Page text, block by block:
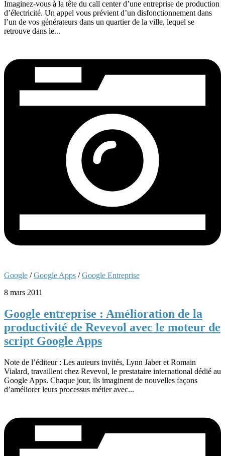
Imaginez-vous à la tête du call center d’une entreprise de production
d’électricité. Un appel vous prévient d’un disfonctionnement dans
l’un de vos générateurs dans un quartier de la ville, lequel se
retrouve dans le...
Google /Google Apps /Google Entreprise
8 mars 2011
Google entreprise : Amélioration de la
productivité de Revevol avec le moteur de
script Google Apps
Note de l’éditeur : Les auteurs invités, Lynn Jaber et Romain
Vialard, travaillent chez Revevol, le prestataire international dédié au
Google Apps. Chaque jour, ils imaginent de nouvelles façons
d’améliorer leurs processus métier avec...